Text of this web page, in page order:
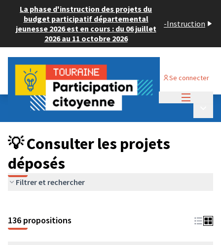
La phase d'instruction des projets du
budget participatif départemental
jeunesse 2026 est en cours : du 06 juillet
2026 au 11 octobre 2026
-Instruction
Se connecter
Budget Participatif JEUNESSE 2024
💡 Consulter les projets déposés
💡 Consulter les projets
déposés
Filtrer et rechercher
136 propositions